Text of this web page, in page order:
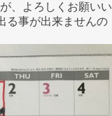
、よろしくお願いい
る事が出来ませんの